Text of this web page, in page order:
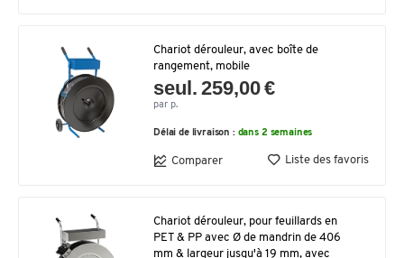
Chariot dérouleur, avec boîte de
rangement, mobile
seul. 259,00 €
par p.
Délai de livraison : dans 2 semaines
Comparer Liste des favoris
Chariot dérouleur, pour feuillards en
PET & PP avec Ø de mandrin de 406
mm & largeur jusqu'à 19 mm, avec